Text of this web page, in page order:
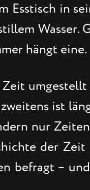
Esstisch in
Wasser.
hängt eine.
umgestellt
ist
nur
der
befragt –